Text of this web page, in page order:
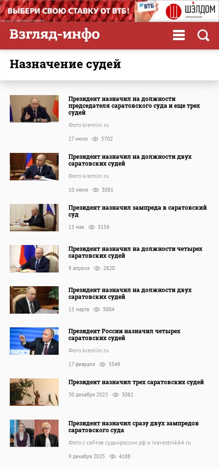
назначение судей
Президент назначил на должности
председателя саратовского суда и еще трех
судей
Фото kremlin.ru
27 июля 5702
Президент назначил на должности двух
саратовских судей
Фото kremlin.ru
10 июня 3081
Президент назначил зампреда в саратовский
суд
13 мая 3156
Президент назначил на должности четырех
саратовских судей
9 апреля 2820
Президент назначил на должности двух
саратовских судей
13 марта 3004
Президент России назначил четырех
саратовских судей
Фото kremlin.ru
17 февраля 3549
Президент назначил трех саратовских судей
30 декабря 2025 3082
Президент назначил сразу двух зампредов
саратовского суда
Фото с сайтов судьироссии.рф и ivavestnik64.ru
9 декабря 2025 4108